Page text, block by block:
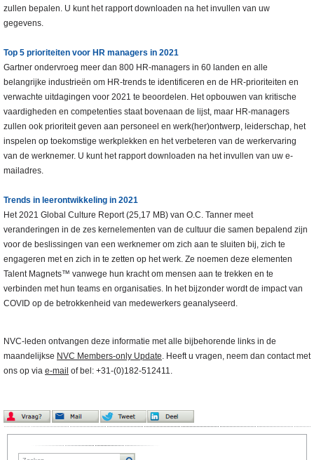
zullen bepalen. U kunt het rapport downloaden na het invullen van uw
gegevens.
Top 5 prioriteiten voor HR managers in 2021
Gartner ondervroeg meer dan 800 HR-managers in 60 landen en alle
belangrijke industrieën om HR-trends te identificeren en de HR-prioriteiten en
verwachte uitdagingen voor 2021 te beoordelen. Het opbouwen van kritische
vaardigheden en competenties staat bovenaan de lijst, maar HR-managers
zullen ook prioriteit geven aan personeel en werk(her)ontwerp, leiderschap, het
inspelen op toekomstige werkplekken en het verbeteren van de werkervaring
van de werknemer. U kunt het rapport downloaden na het invullen van uw e-
mailadres.
Trends in leerontwikkeling in 2021
Het 2021 Global Culture Report (25,17 MB) van O.C. Tanner meet
veranderingen in de zes kernelementen van de cultuur die samen bepalend zijn
voor de beslissingen van een werknemer om zich aan te sluiten bij, zich te
engageren met en zich in te zetten op het werk. Ze noemen deze elementen
Talent Magnets™ vanwege hun kracht om mensen aan te trekken en te
verbinden met hun teams en organisaties. In het bijzonder wordt de impact van
COVID op de betrokkenheid van medewerkers geanalyseerd.
NVC-leden ontvangen deze informatie met alle bijbehorende links in de
maandelijkse NVC Members-only Update. Heeft u vragen, neem dan contact met
ons op via e-mail of bel: +31-(0)182-512411.